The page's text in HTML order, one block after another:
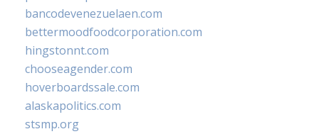
bancodevenezuelaen.com
bettermoodfoodcorporation.com
hingstonnt.com
chooseagender.com
hoverboardssale.com
alaskapolitics.com
stsmp.org